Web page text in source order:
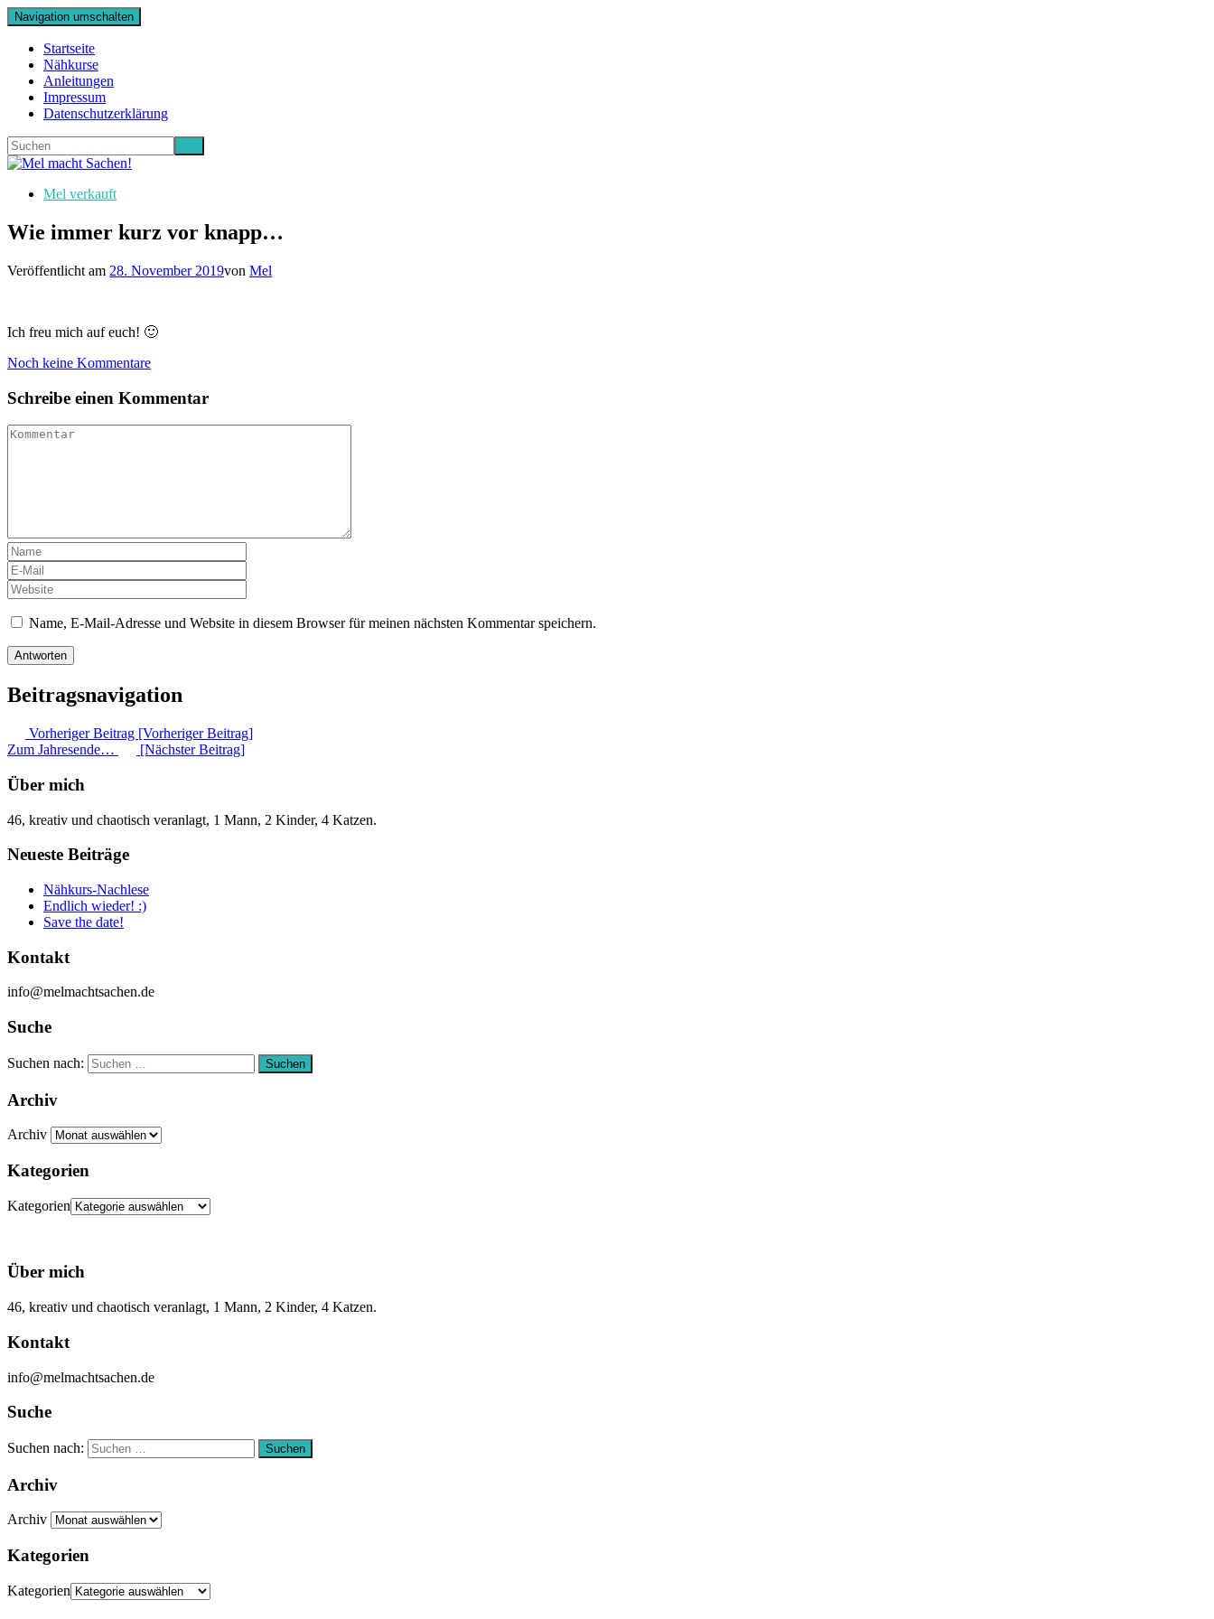
Navigation umschalten
Startseite
Nähkurse
Anleitungen
Impressum
Datenschutzerklärung
Mel verkauft
Wie immer kurz vor knapp…
Veröffentlicht am 28. November 2019von Mel
Ich freu mich auf euch! 🙂
Noch keine Kommentare
Schreibe einen Kommentar
Name, E-Mail-Adresse und Website in diesem Browser für meinen nächsten Kommentar speichern.
Beitragsnavigation
Vorheriger Beitrag [Vorheriger Beitrag]
Zum Jahresende…
[Nächster Beitrag]
Über mich
46, kreativ und chaotisch veranlagt, 1 Mann, 2 Kinder, 4 Katzen.
Neueste Beiträge
Nähkurs-Nachlese
Endlich wieder! :)
Save the date!
Kontakt
info@melmachtsachen.de
Suche
Suchen nach: Suchen
Archiv
Archiv
Kategorien
Kategorien
Über mich
46, kreativ und chaotisch veranlagt, 1 Mann, 2 Kinder, 4 Katzen.
Kontakt
info@melmachtsachen.de
Suche
Suchen nach: Suchen
Archiv
Archiv
Kategorien
Kategorien